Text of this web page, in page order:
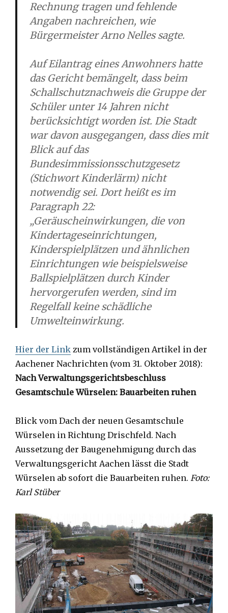
Rechnung tragen und fehlende
Angaben nachreichen, wie
Bürgermeister Arno Nelles sagte.
Auf Eilantrag eines Anwohners hatte
das Gericht bemängelt, dass beim
Schallschutznachweis die Gruppe der
Schüler unter 14 Jahren nicht
berücksichtigt worden ist. Die Stadt
war davon ausgegangen, dass dies mit
Blick auf das
Bundesimmissionsschutzgesetz
(Stichwort Kinderlärm) nicht
notwendig sei. Dort heißt es im
Paragraph 22:
„Geräuscheinwirkungen, die von
Kindertageseinrichtungen,
Kinderspielplätzen und ähnlichen
Einrichtungen wie beispielsweise
Ballspielplätzen durch Kinder
hervorgerufen werden, sind im
Regelfall keine schädliche
Umwelteinwirkung.
Hier der Link zum vollständigen Artikel in der
Aachener Nachrichten (vom 31. Oktober 2018):
Nach Verwaltungsgerichtsbeschluss
Gesamtschule Würselen: Bauarbeiten ruhen
Blick vom Dach der neuen Gesamtschule
Würselen in Richtung Drischfeld. Nach
Aussetzung der Baugenehmigung durch das
Verwaltungsgericht Aachen lässt die Stadt
Würselen ab sofort die Bauarbeiten ruhen. Foto:
Karl Stüber